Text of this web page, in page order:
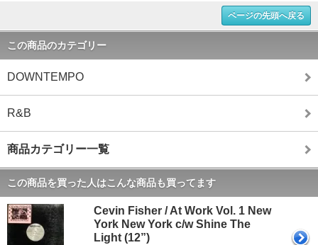
ページの先頭へ戻る
この商品のカテゴリー
DOWNTEMPO
R&B
商品カテゴリー一覧
この商品を買った人はこんな商品も買ってます
Cevin Fisher / At Work Vol. 1 New
York New York c/w Shine The
Light (12”)